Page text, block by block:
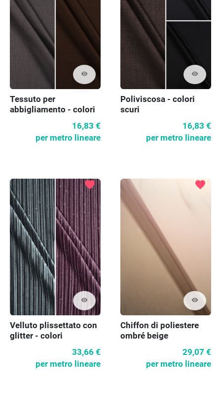
visibility
Tessuto per
abbigliamento - colori
16,83 €
per metro lineare
visibility
Poliviscosa - colori
scuri
16,83 €
per metro lineare
visibility
favorite
Velluto plissettato con
glitter - colori
33,66 €
per metro lineare
visibility
favorite
Chiffon di poliestere
ombré beige
29,07 €
per metro lineare